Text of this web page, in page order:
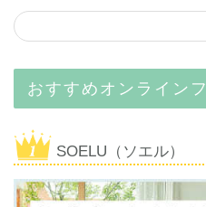
おすすめオンライン
SOELU（ソエル）